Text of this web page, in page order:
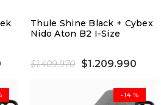
Thule Shine Black + Cybex
Nido Aton B2 I-Size
$1.409.970 $1.209.990
-14 %